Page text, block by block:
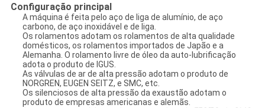
Configuração principal
A máquina é feita pelo aço de liga de alumínio, de aço
carbono, de aço inoxidável e de liga.
Os rolamentos adotam os rolamentos de alta qualidade
domésticos, os rolamentos importados de Japão e a
Alemanha. O rolamento livre de óleo da auto-lubrificação
adota o produto de IGUS.
As válvulas de ar de alta pressão adotam o produto de
NORGREN, EUGEN SEITZ, e SMC, etc.
Os silenciosos de alta pressão da exaustão adotam o
produto de empresas americanas e alemãs.